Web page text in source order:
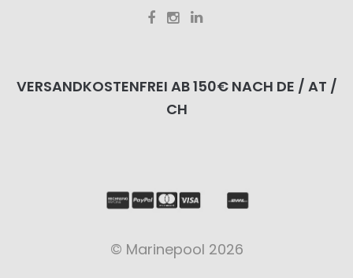
VERSANDKOSTENFREI AB 150€ NACH DE / AT /
CH
© Marinepool 2026